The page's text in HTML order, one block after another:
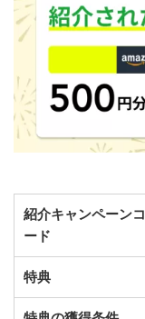
紹介キャンペーンコ
ード
特典